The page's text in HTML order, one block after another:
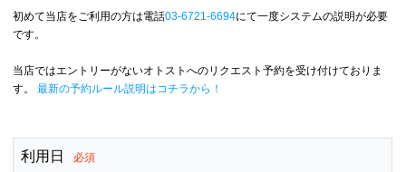
初めて当店をご利用の方は電話03-6721-6694にて一度システムの説明が必要
です。
当店ではエントリーがないオトストへのリクエスト予約を受け付けておりま
す。
最新の予約ルール説明はコチラから！
利用日 必須